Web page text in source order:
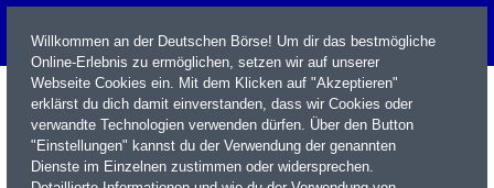
Willkommen an der Deutschen Börse! Um dir das bestmögliche
Online-Erlebnis zu ermöglichen, setzen wir auf unserer
Webseite Cookies ein. Mit dem Klicken auf "Akzeptieren"
erklärst du dich damit einverstanden, dass wir Cookies oder
verwandte Technologien verwenden dürfen. Über den Button
"Einstellungen" kannst du der Verwendung der genannten
Dienste im Einzelnen zustimmen oder widersprechen.